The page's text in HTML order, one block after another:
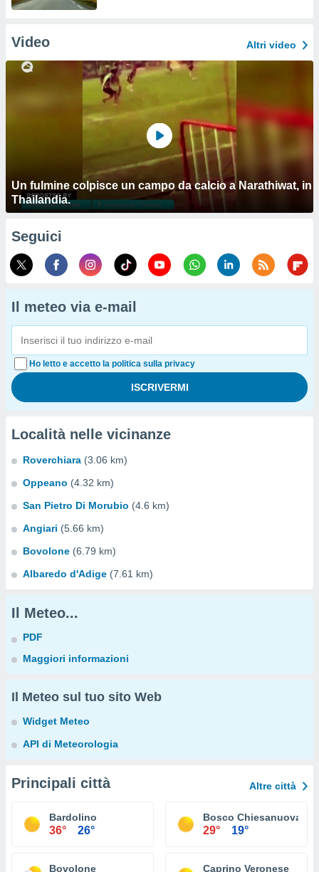
Video Altri video
Un fulmine colpisce un campo da calcio a Narathiwat, in
Thailandia.
Seguici
Il meteo via e-mail
Ho letto e accetto la politica sulla privacy
Località nelle vicinanze
Roverchiara (3.06 km)
Oppeano (4.32 km)
San Pietro Di Morubio (4.6 km)
Angiari (5.66 km)
Bovolone (6.79 km)
Albaredo d'Adige (7.61 km)
Il Meteo...
PDF
Maggiori informazioni
Il Meteo sul tuo sito Web
Widget Meteo
API di Meteorologia
Principali città Altre città
Bardolino
36° 26°
Bosco Chiesanuova
29° 19°
Bovolone Caprino Veronese